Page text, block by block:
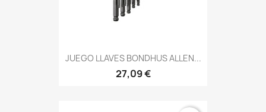
JUEGO LLAVES BONDHUS ALLEN...
27,09 €